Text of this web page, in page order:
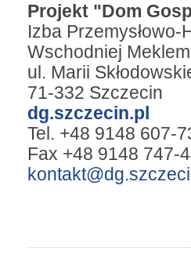
Projekt "Dom
Izba
Wschodniej
ul. Marii
71-332 Szczecin
dg.szczecin.pl
Tel. +48 9148 607-
Fax +48 9148 747-